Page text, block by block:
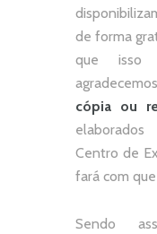
de forma
que isso
cópia ou
Centro de
fará com
Sendo